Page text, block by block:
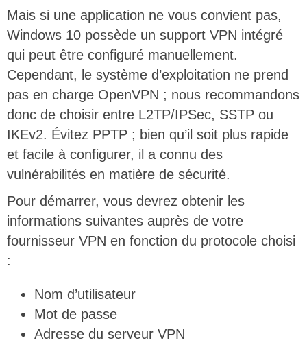
Mais si une application ne vous convient pas,
Windows 10 possède un support VPN intégré
qui peut être configuré manuellement.
Cependant, le système d’exploitation ne prend
pas en charge OpenVPN ; nous recommandons
donc de choisir entre L2TP/IPSec, SSTP ou
IKEv2. Évitez PPTP ; bien qu’il soit plus rapide
et facile à configurer, il a connu des
vulnérabilités en matière de sécurité.
Pour démarrer, vous devrez obtenir les
informations suivantes auprès de votre
fournisseur VPN en fonction du protocole choisi
:
Nom d’utilisateur
Mot de passe
Adresse du serveur VPN